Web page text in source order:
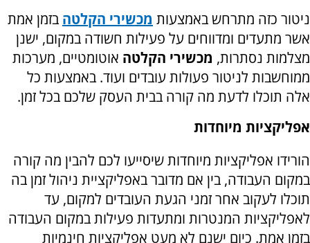
ניטור כזה מתרחש באמצעות מכשירי הקלטה בזמן אמת
אשר מתעדים ומדווחים על פעילות חשודה במקום, ישנן
מצלמות נסתרות, מכשירי הקלטה אוטומטיים, מערכות
ממוחשבות לניטור פעולות עובדים ועוד. באמצעות כל
אלה תוכלו לדעת מה קורה בבית העסק שלכם בכל זמן.
אפליקציות מיוחדות
הורידו אפליקציות מיוחדות שיסייעו לכם להבין מה קורה
במקום העבודה, בין אם מדובר באפליקציית ניהול זמן בה
תוכלו לעקוב אחר זמני הגעת העובדים למקום, עד
לאפליקציות המנטרות ומתעדות פעילות במקום העבודה
בזמן אמת. כיום ישנם לא מעט אפליקציות חינמיות